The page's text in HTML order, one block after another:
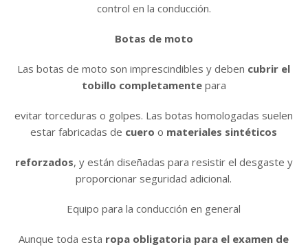
control en la conducción.
Botas de moto
Las botas de moto son imprescindibles y deben cubrir el
tobillo completamentepara
evitar torceduras o golpes. Las botas homologadas suelen
estar fabricadas de cuero o materiales sintéticos
reforzados, y están diseñadas para resistir el desgaste y
proporcionar seguridad adicional.
Equipo para la conducción en general
Aunque toda esta ropa obligatoria para el examen de